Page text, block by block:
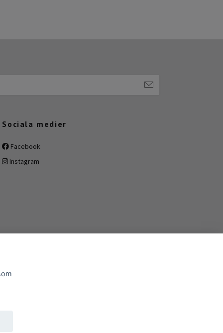
Sociala medier
Facebook
Instagram